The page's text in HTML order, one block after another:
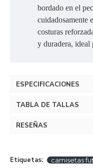
bordado en el
cuidadosamente
costuras
y duradera, ideal
ESPECIFICACIONES
TABLA DE TALLAS
RESEÑAS
Etiquetas: camisetas